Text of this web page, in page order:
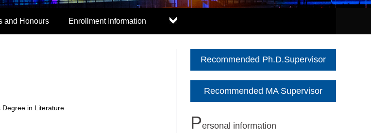
and Honours Enrollment Information
Degree in Literature
Recommended Ph.D.Supervisor
Recommended MA Supervisor
Personal information